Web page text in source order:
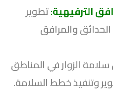
الترفيهية:تطوير
والمرافق
الزوار في المناطق
وتنفيذ خطط السلامة.